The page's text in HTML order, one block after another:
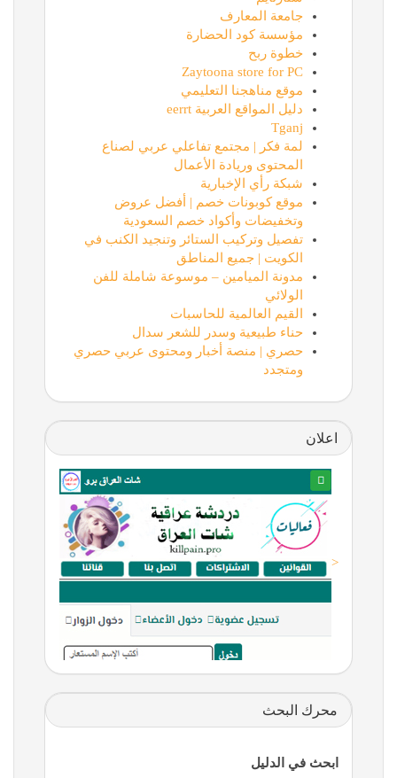
جامعة المعارف
مؤسسة كود الحضارة
خطوة ربح
Zaytoona store for PC
موقع مناهجنا التعليمي
دليل المواقع العربية eerrt
Tganj
لمة فكر | مجتمع تفاعلي عربي لصناع
المحتوى وريادة الأعمال
شبكة رأي الإخبارية
موقع كوبونات خصم | أفضل عروض
وتخفيضات وأكواد خصم السعودية
تفصيل وتركيب الستائر وتنجيد الكنب في
الكويت | جميع المناطق
مدونة الميامين – موسوعة شاملة للفن
الولائي
القيم العالمية للحاسبات
حناء طبيعية وسدر للشعر سدال
حصري | منصة أخبار ومحتوى عربي حصري
ومتجدد
اعلان
<
محرك البحث
ابحث في الدليل